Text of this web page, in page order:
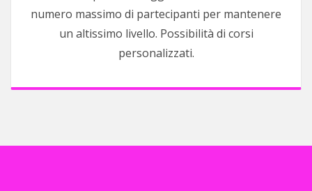
numero massimo di partecipanti per mantenere
un altissimo livello. Possibilità di corsi
personalizzati.